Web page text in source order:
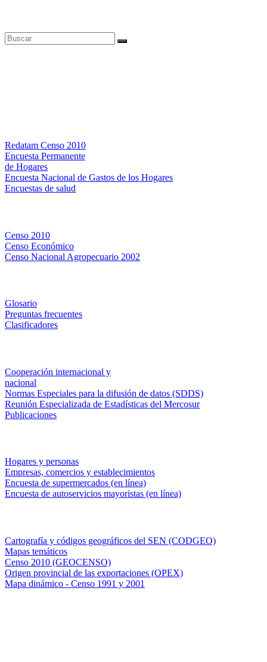
Redatam Censo 2010
Encuesta Permanente
de Hogares
Encuesta Nacional de Gastos de los Hogares
Encuestas de salud
Censo 2010
Censo Económico
Censo Nacional Agropecuario 2002
Glosario
Preguntas frecuentes
Clasificadores
Cooperación internacional y
nacional
Normas Especiales para la difusión de datos (SDDS)
Reunión Especializada de Estadísticas del Mercosur
Publicaciones
Hogares y personas
Empresas, comercios y establecimientos
Encuesta de supermercados (en línea)
Encuesta de autoservicios mayoristas (en línea)
Cartografía y códigos geográficos del SEN (CODGEO)
Mapas temáticos
Censo 2010 (GEOCENSO)
Origen provincial de las exportaciones (OPEX)
Mapa dinámico - Censo 1991 y 2001